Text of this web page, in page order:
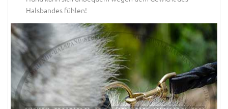
Halsbandes fühlen!